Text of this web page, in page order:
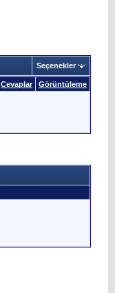
Seçenekler
Cevaplar Görüntüleme